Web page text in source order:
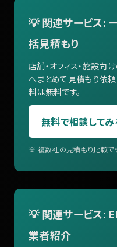
💡 関連サービス:
括見積もり
店舗・オフィス・施設向
へまとめて見積もり依
料は無料です。
無料で相談して
※ 複数社の見積もり比較で
💡 関連サービス:
業者紹介